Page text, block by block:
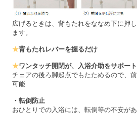
広げるときは、背もたれをななめ下に押
ます。
★背もたれレバーを握るだけ
★ワンタッチ開閉が、入浴介助をサポート
チェアの後ろ脚起点でもたためるので、
可能
・転倒防止
おひとりでの入浴には、転倒等の不安が